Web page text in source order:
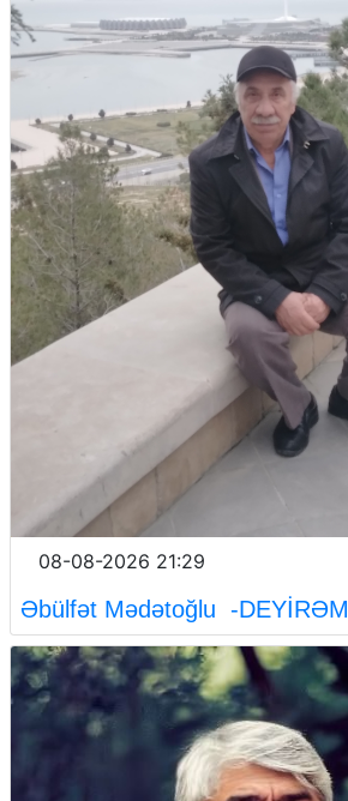
08-08-2026 21:29
Əbülfət Mədətoğlu -DEYİRƏM